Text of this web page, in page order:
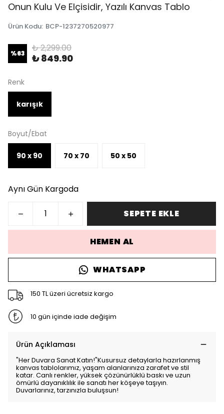
Onun Kulu Ve Elçisidir, Yazılı Kanvas Tablo
Ürün Kodu: BCP-1237270520977
%63 ₺ 2,299.00
₺ 849.90
Renk
karışık
Boyut/Ebat
90 x 90 70 x 70 50 x 50
Aynı Gün Kargoda
SEPETE EKLE
HEMEN AL
WHATSAPP
150 TL üzeri ücretsiz kargo
10 gün içinde iade değişim
Ürün Açıklaması
"Her Duvara Sanat Katın!"Kusursuz detaylarla hazırlanmış
kanvas tablolarımız, yaşam alanlarınıza zarafet ve stil
katar. Canlı renkler, yüksek çözünürlüklü baskı ve uzun
ömürlü dayanıklılık ile sanatı her köşeye taşıyın.
Duvarlarınız, tarzınızla buluşsun!